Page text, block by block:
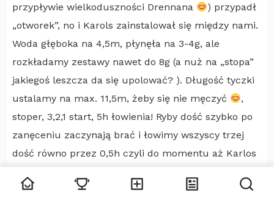
przypływie wielkoduszności Drennana
) przypadł
„otworek”, no i Karols zainstalował się między nami.
Woda głęboka na 4,5m, płynęła na 3-4g, ale
rozkładamy zestawy nawet do 8g (a nuż na „stopa”
jakiegoś leszcza da się upolować? ). Długość tyczki
ustalamy na max. 11,5m, żeby się nie męczyć
,
stoper, 3,2,1 start, 5h łowienia! Ryby dość szybko po
zanęceniu zaczynają brać i łowimy wszyscy trzej
dość równo przez 0,5h czyli do momentu aż Karlos
na prowadzenie… Podkręcam tempo i udaje mi się